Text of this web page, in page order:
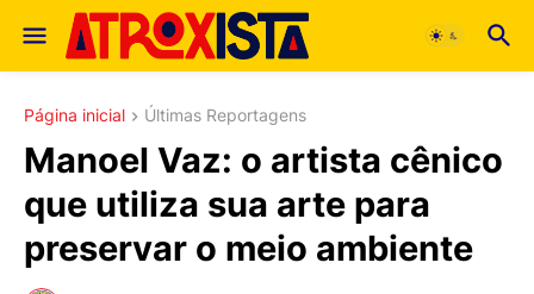
Página inicial Últimas Reportagens
Manoel Vaz: o artista cênico
que utiliza sua arte para
preservar o meio ambiente